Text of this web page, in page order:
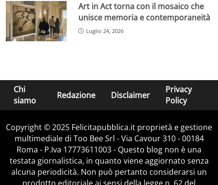
Art in Act torna con il mosaico che
unisce memoria e contemporaneità
Luglio 24, 2026
Chi
siamo
Redazione Disclaimer
Privacy
Policy
Copyright © 2025 Felicitapubblica.it proprietà e gestione
multimediale di Too Bee Srl - Via Cavour 310 - 00184
Roma - P.Iva 17773611003 - Questo blog non è una
testata giornalistica, in quanto viene aggiornato senza
alcuna periodicità. Non può pertanto considerarsi un